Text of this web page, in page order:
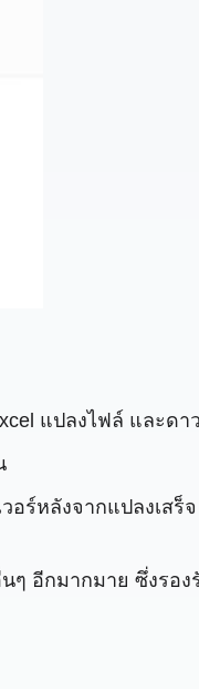
แปลงไฟล์ และดา
ร์หลังจากแปลงเสร็
ๆ อีกมากมาย ซึ่งรอง